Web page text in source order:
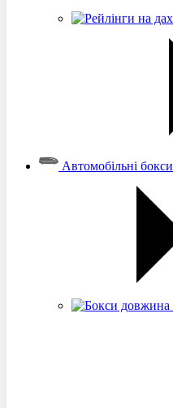
Автомобільні бокси